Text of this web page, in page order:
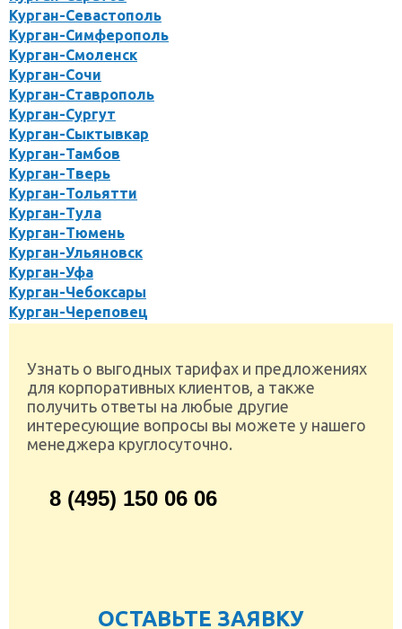
Курган-Севастополь
Курган-Симферополь
Курган-Смоленск
Курган-Сочи
Курган-Ставрополь
Курган-Сургут
Курган-Сыктывкар
Курган-Тамбов
Курган-Тверь
Курган-Тольятти
Курган-Тула
Курган-Тюмень
Курган-Ульяновск
Курган-Уфа
Курган-Чебоксары
Курган-Череповец
Узнать о выгодных тарифах и предложениях
для корпоративных клиентов, а также
получить ответы на любые другие
интересующие вопросы вы можете у нашего
менеджера круглосуточно.
8 (495) 150 06 06
ОСТАВЬТЕ ЗАЯВКУ